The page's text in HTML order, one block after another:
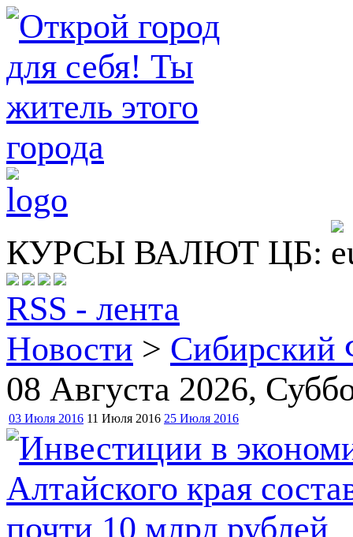
КУРСЫ ВАЛЮТ ЦБ:
RSS - лента
Новости >
08 Августа 2026,
03 Июля 2016 11 Июля 2016 25 Июля 2016